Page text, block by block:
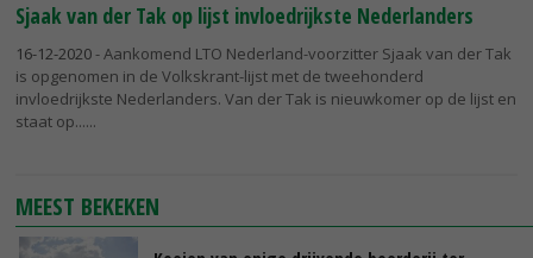
Sjaak van der Tak op lijst invloedrijkste Nederlanders
16-12-2020- Aankomend LTO Nederland-voorzitter Sjaak van der Tak
is opgenomen in de Volkskrant-lijst met de tweehonderd
invloedrijkste Nederlanders. Van der Tak is nieuwkomer op de lijst en
staat op...
MEEST BEKEKEN